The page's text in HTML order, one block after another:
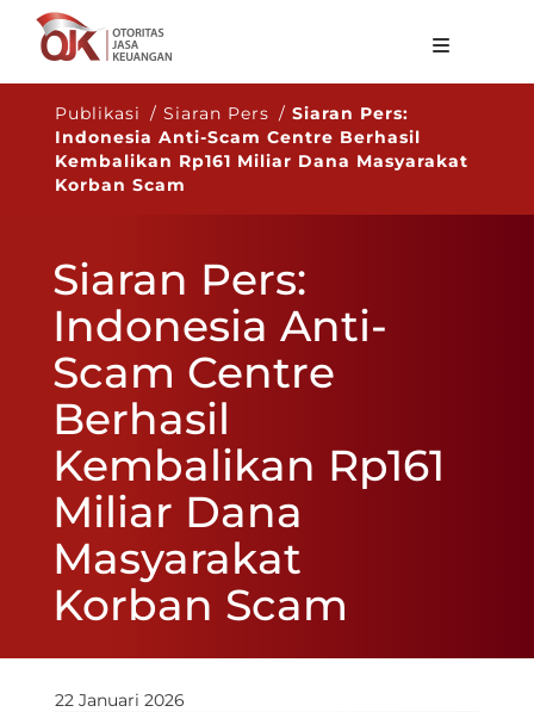
Tentang OJK
Fungsi Utama
Publikasi
Statistik
Layanan
Karir
Publikasi / Siaran Pers /Siaran Pers:
Indonesia Anti-Scam Centre Berhasil
Kembalikan Rp161 Miliar Dana Masyarakat
Korban Scam
Siaran Pers:
Indonesia Anti-
Scam Centre
Berhasil
Kembalikan Rp161
Miliar Dana
Masyarakat
Korban Scam
22 Januari 2026